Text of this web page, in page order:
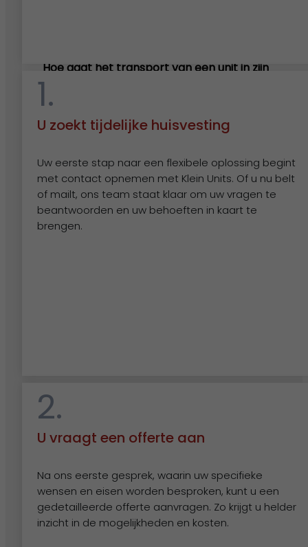
1.
U zoekt tijdelijke huisvesting
Uw eerste stap naar een flexibele oplossing begint
met contact opnemen met Klein Units. Of u nu belt
of mailt, ons team staat klaar om uw vragen te
beantwoorden en uw behoeften in kaart te
brengen.
2.
U vraagt een offerte aan
Na ons eerste gesprek, waarin uw specifieke
wensen en eisen worden besproken, kunt u een
gedetailleerde offerte aanvragen. Zo krijgt u helder
inzicht in de mogelijkheden en kosten.
Hoe gaat het transport van een unit in zijn
werk?
Hoe vraag ik een offerte aan?
Nog vragen?